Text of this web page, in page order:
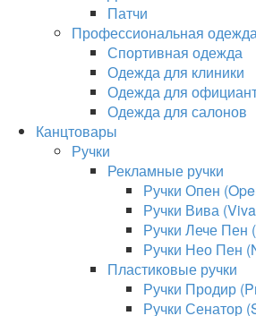
Патчи
Профессиональная
Спортивная одежда
Одежда для клиники
Одежда для
Одежда для салонов
Канцтовары
Ручки
Рекламные ручки
Ручки Опен
Ручки Вива
Ручки Лече Пен
Ручки Нео Пен
Пластиковые ручки
Ручки Продир
Ручки Сенатор